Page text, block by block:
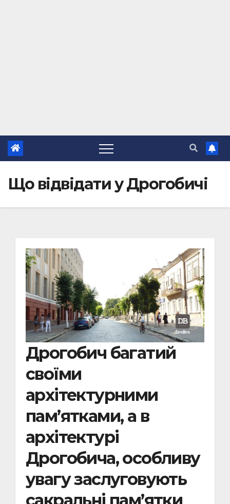
Що відвідати у Дрогобичі
Дрогобич багатий
своїми
архітектурними
пам’ятками, а в
архітектурі
Дрогобича, особливу
увагу заслуговують